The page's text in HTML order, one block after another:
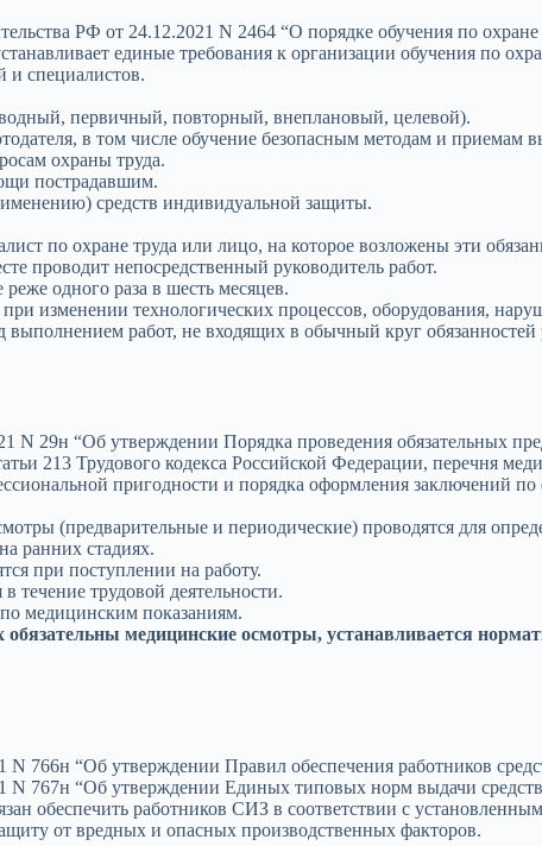
РФ от 24.12.2021 N 2464 “О порядке обучения по
единые требования к организации обучения по
и специалистов.
первичный, повторный, внеплановый, целевой).
в том числе обучение безопасным методам и
охраны труда.
пострадавшим.
средств индивидуальной защиты.
по охране труда или лицо, на которое возложены эти
проводит непосредственный руководитель работ.
одного раза в шесть месяцев.
изменении технологических процессов, оборудования,
выполнением работ, не входящих в обычный круг обязанностей
N 29н “Об утверждении Порядка проведения обязательных
213 Трудового кодекса Российской Федерации, перечня
пригодности и порядка оформления заключений по
(предварительные и периодические) проводятся для
ранних стадиях.
при поступлении на работу.
течение трудовой деятельности.
медицинским показаниям.
медицинские осмотры, устанавливается
N 766н “Об утверждении Правил обеспечения работников
N 767н “Об утверждении Единых типовых норм выдачи
обеспечить работников СИЗ в соответствии с
от вредных и опасных производственных факторов.